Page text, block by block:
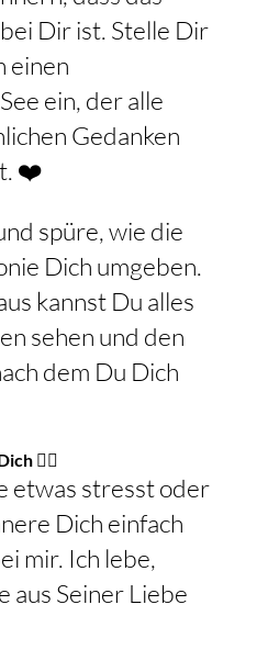
Dir ist. Stelle Dir
einen
ein, der alle
Gedanken
❤️
spüre, wie die
Dich umgeben.
kannst Du alles
sehen und den
dem Du Dich
🧘‍♀️
etwas stresst oder
Dich einfach
mir. Ich lebe,
aus Seiner Liebe